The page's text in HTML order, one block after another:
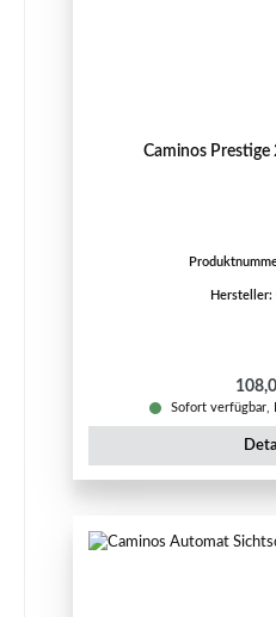
Caminos Prestige
Hersteller:
Sofort verfügbar,